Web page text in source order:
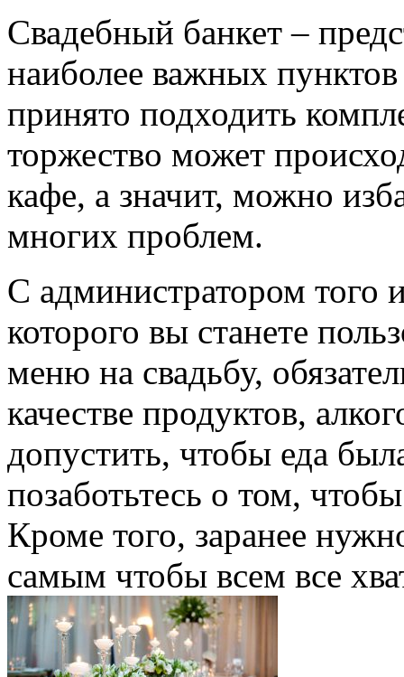
Свадебный банкет –
наиболее важных пунктов
принято подходить
торжество может
кафе, а значит, можно
многих проблем.
С администратором того
которого вы станете
меню на свадьбу,
качестве продуктов,
допустить, чтобы еда
позаботьтесь о том,
Кроме того, заранее
самым чтобы всем все